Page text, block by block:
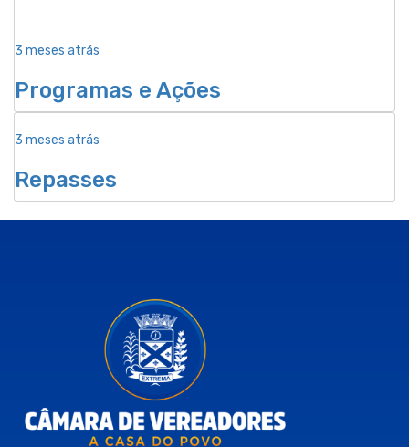
3 meses atrás
Programas e Ações
3 meses atrás
Repasses